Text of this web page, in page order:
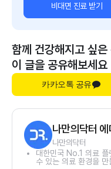
비대면 진료 받기
함께 건강해지고 싶은
이 글을 공유해보세요
카카오톡 공유
나만의닥터 에
나만의닥터
대한민국 No.1 의료 플
수 있는 의료 환경을